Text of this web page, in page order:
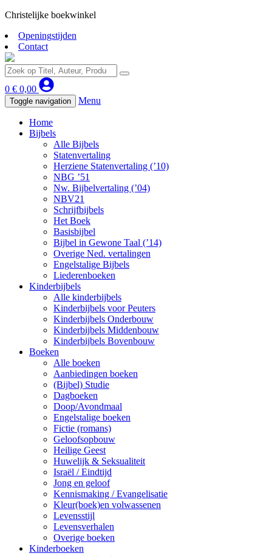
Christelijke boekwinkel
Openingstijden
Contact
0 € 0,00
Toggle navigation Menu
Home
Bijbels
Alle Bijbels
Statenvertaling
Herziene Statenvertaling (’10)
NBG ’51
Nw. Bijbelvertaling (’04)
NBV21
Schrijfbijbels
Het Boek
Basisbijbel
Bijbel in Gewone Taal (’14)
Overige Ned. vertalingen
Engelstalige Bijbels
Liederenboeken
Kinderbijbels
Alle kinderbijbels
Kinderbijbels voor Peuters
Kinderbijbels Onderbouw
Kinderbijbels Middenbouw
Kinderbijbels Bovenbouw
Boeken
Alle boeken
Aanbiedingen boeken
(Bijbel) Studie
Dagboeken
Doop/Avondmaal
Engelstalige boeken
Fictie (romans)
Geloofsopbouw
Heilige Geest
Huwelijk & Seksualiteit
Israël / Eindtijd
Jong en geloof
Kennismaking / Evangelisatie
Kleur(boek)en volwassenen
Levensstijl
Levensverhalen
Overige boeken
Kinderboeken